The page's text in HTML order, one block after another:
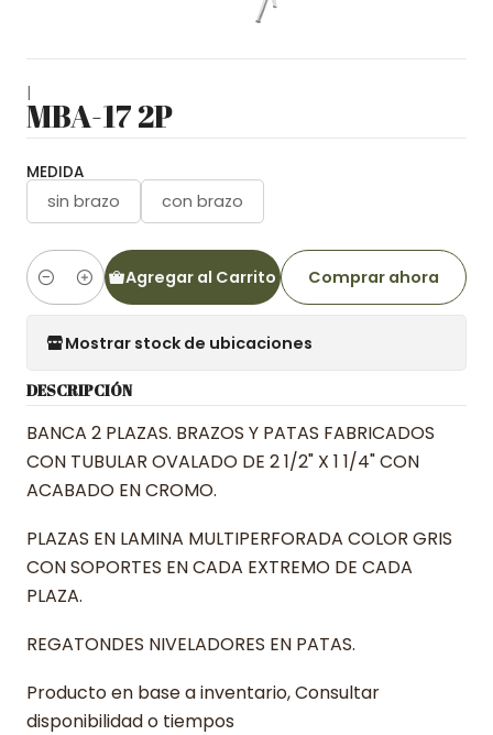
|
MBA-17 2P
MEDIDA
sin brazo con brazo
Cantidad
Agregar al Carrito Comprar ahora
Mostrar stock de ubicaciones
DESCRIPCIÓN
BANCA 2 PLAZAS. BRAZOS Y PATAS FABRICADOS
CON TUBULAR OVALADO DE 2 1/2" X 1 1/4" CON
ACABADO EN CROMO.
PLAZAS EN LAMINA MULTIPERFORADA COLOR GRIS
CON SOPORTES EN CADA EXTREMO DE CADA
PLAZA.
REGATONDES NIVELADORES EN PATAS.
Producto en base a inventario, Consultar
disponibilidad o tiempos